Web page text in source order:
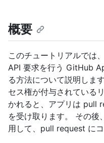
概要
このチュートリアルでは
API 要求を行う GitHub
る方法について説明しま
セス権が付与されている
かれると、アプリは pull
を受け取ります。 その
用して、pull request にコ